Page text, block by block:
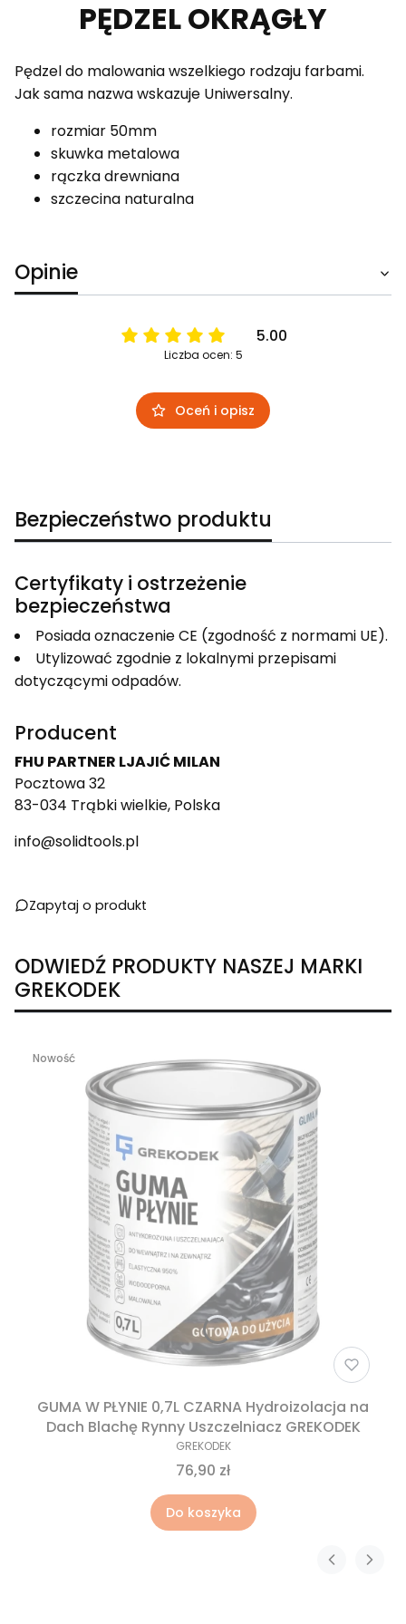
PĘDZEL OKRĄGŁY
Pędzel do malowania wszelkiego rodzaju farbami.
Jak sama nazwa wskazuje Uniwersalny.
rozmiar 50mm
skuwka metalowa
rączka drewniana
szczecina naturalna
Opinie
5.00
Liczba ocen: 5
Oceń i opisz
Bezpieczeństwo produktu
Certyfikaty i ostrzeżenie
bezpieczeństwa
Posiada oznaczenie CE (zgodność z normami UE).
Utylizować zgodnie z lokalnymi przepisami
dotyczącymi odpadów.
Producent
FHU PARTNER LJAJIĆ MILAN
Pocztowa 32
83-034 Trąbki wielkie, Polska
info@solidtools.pl
Zapytaj o produkt
ODWIEDŹ PRODUKTY NASZEJ MARKI
GREKODEK
Nowość
GUMA W PŁYNIE 0,7L CZARNA Hydroizolacja na
Dach Blachę Rynny Uszczelniacz GREKODEK
GREKODEK
76,90 zł
Do koszyka